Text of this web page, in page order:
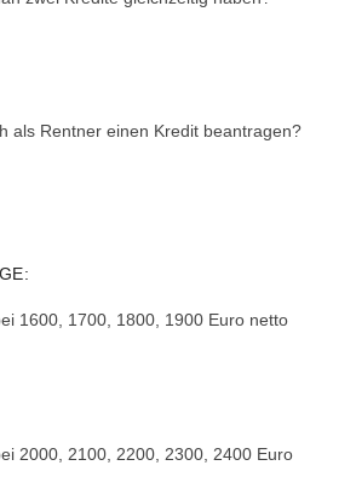
als Rentner einen Kredit beantragen?
1600, 1700, 1800, 1900 Euro netto
2000, 2100, 2200, 2300, 2400 Euro